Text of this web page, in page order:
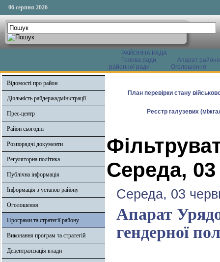
06 серпня 2026
РАЙОННА РАДА
Голова ради
Апарат
районної ради
Оголошення
Відомості про район
Діяльність райдержадміністрації
Прес-центр
Район сьогодні
Розпорядчі документи
Регуляторна політика
Публічна інформація
Інформація з установ району
Оголошення
Програми та стратегії району
Виконання програм та стратегій
Децентралізація влади
План перевірки стану
Реєстр галузевих
Середа,
Середа, 03
Апарат
гендерної